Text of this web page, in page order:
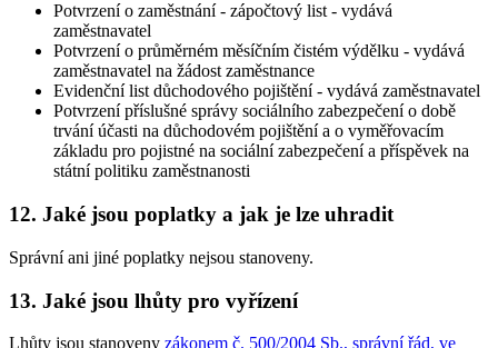
Potvrzení o zaměstnání - zápočtový list - vydává
zaměstnavatel
Potvrzení o průměrném měsíčním čistém výdělku - vydává
zaměstnavatel na žádost zaměstnance
Evidenční list důchodového pojištění - vydává zaměstnavatel
Potvrzení příslušné správy sociálního zabezpečení o době
trvání účasti na důchodovém pojištění a o vyměřovacím
základu pro pojistné na sociální zabezpečení a příspěvek na
státní politiku zaměstnanosti
12. Jaké jsou poplatky a jak je lze uhradit
Správní ani jiné poplatky nejsou stanoveny.
13. Jaké jsou lhůty pro vyřízení
Lhůty jsou stanoveny zákonem č. 500/2004 Sb., správní řád, ve